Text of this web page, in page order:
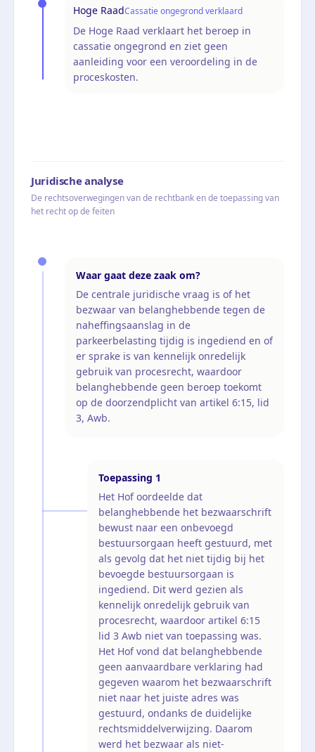
Hoge RaadCassatie ongegrond verklaard
De Hoge Raad verklaart het beroep in
cassatie ongegrond en ziet geen
aanleiding voor een veroordeling in de
proceskosten.
Juridische analyse
De rechtsoverwegingen van de rechtbank en de toepassing van
het recht op de feiten
Waar gaat deze zaak om?
De centrale juridische vraag is of het
bezwaar van belanghebbende tegen de
naheffingsaanslag in de
parkeerbelasting tijdig is ingediend en of
er sprake is van kennelijk onredelijk
gebruik van procesrecht, waardoor
belanghebbende geen beroep toekomt
op de doorzendplicht van artikel 6:15, lid
3, Awb.
Toepassing 1
Het Hof oordeelde dat
belanghebbende het bezwaarschrift
bewust naar een onbevoegd
bestuursorgaan heeft gestuurd, met
als gevolg dat het niet tijdig bij het
bevoegde bestuursorgaan is
ingediend. Dit werd gezien als
kennelijk onredelijk gebruik van
procesrecht, waardoor artikel 6:15
lid 3 Awb niet van toepassing was.
Het Hof vond dat belanghebbende
geen aanvaardbare verklaring had
gegeven waarom het bezwaarschrift
niet naar het juiste adres was
gestuurd, ondanks de duidelijke
rechtsmiddelverwijzing. Daarom
werd het bezwaar als niet-